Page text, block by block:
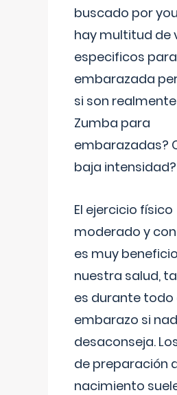
buscado por
hay multitud de
especificos para
embarazada
si son
Zumba para
embarazadas?
baja intensidad?
El ejercicio físico
moderado y
es muy
nuestra salud,
es durante todo
embarazo si
desaconseja.
de preparación
nacimiento